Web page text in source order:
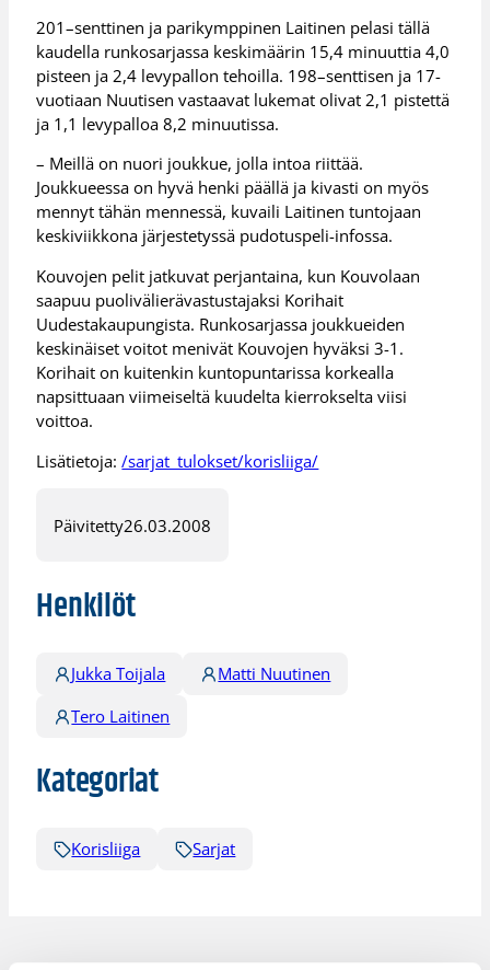
201–senttinen ja parikymppinen Laitinen pelasi tällä
kaudella runkosarjassa keskimäärin 15,4 minuuttia 4,0
pisteen ja 2,4 levypallon tehoilla. 198–senttisen ja 17-
vuotiaan Nuutisen vastaavat lukemat olivat 2,1 pistettä
ja 1,1 levypalloa 8,2 minuutissa.
– Meillä on nuori joukkue, jolla intoa riittää.
Joukkueessa on hyvä henki päällä ja kivasti on myös
mennyt tähän mennessä, kuvaili Laitinen tuntojaan
keskiviikkona järjestetyssä pudotuspeli-infossa.
Kouvojen pelit jatkuvat perjantaina, kun Kouvolaan
saapuu puolivälierävastustajaksi Korihait
Uudestakaupungista. Runkosarjassa joukkueiden
keskinäiset voitot menivät Kouvojen hyväksi 3-1.
Korihait on kuitenkin kuntopuntarissa korkealla
napsittuaan viimeiseltä kuudelta kierrokselta viisi
voittoa.
Lisätietoja:/sarjat_tulokset/korisliiga/
Päivitetty26.03.2008
Henkilöt
Jukka Toijala
Matti Nuutinen
Tero Laitinen
Kategoriat
Korisliiga Sarjat